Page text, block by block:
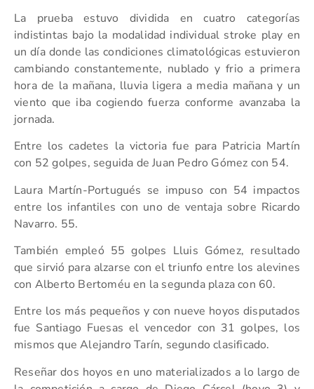
La prueba estuvo dividida en cuatro categorías
indistintas bajo la modalidad individual stroke play en
un día donde las condiciones climatológicas estuvieron
cambiando constantemente, nublado y frio a primera
hora de la mañana, lluvia ligera a media mañana y un
viento que iba cogiendo fuerza conforme avanzaba la
jornada.
Entre los cadetes la victoria fue para Patricia Martín
con 52 golpes, seguida de Juan Pedro Gómez con 54.
Laura Martín-Portugués se impuso con 54 impactos
entre los infantiles con uno de ventaja sobre Ricardo
Navarro. 55.
También empleó 55 golpes Lluis Gómez, resultado
que sirvió para alzarse con el triunfo entre los alevines
con Alberto Bertoméu en la segunda plaza con 60.
Entre los más pequeños y con nueve hoyos disputados
fue Santiago Fuesas el vencedor con 31 golpes, los
mismos que Alejandro Tarín, segundo clasificado.
Reseñar dos hoyos en uno materializados a lo largo de